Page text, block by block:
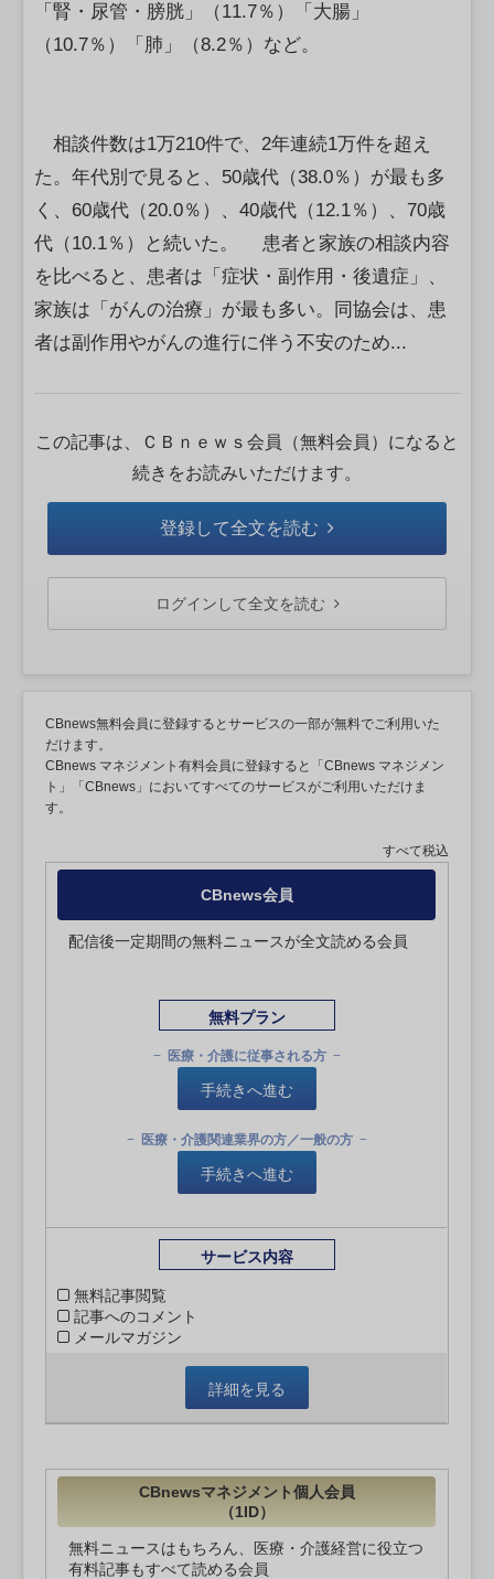
「腎・尿管・膀胱」（11.7％）「大腸」
（10.7％）「肺」（8.2％）など。
相談件数は1万210件で、2年連続1万件を超え
た。年代別で見ると、50歳代（38.0％）が最も多
く、60歳代（20.0％）、40歳代（12.1％）、70歳
代（10.1％）と続いた。 患者と家族の相談内容
を比べると、患者は「症状・副作用・後遺症」、
家族は「がんの治療」が最も多い。同協会は、患
者は副作用やがんの進行に伴う不安のため...
この記事は、ＣＢｎｅｗｓ会員（無料会員）になると
続きをお読みいただけます。
登録して全文を読む
ログインして全文を読む
CBnews無料会員に登録するとサービスの一部が無料でご利用いた
だけます。
CBnews マネジメント有料会員に登録すると「CBnews マネジメン
ト」「CBnews」においてすべてのサービスがご利用いただけま
す。
すべて税込
CBnews会員
配信後一定期間の無料ニュースが全文読める会員
無料プラン
医療・介護に従事される方
手続きへ進む
医療・介護関連業界の方／一般の方
手続きへ進む
サービス内容
無料記事閲覧
記事へのコメント
メールマガジン
詳細を見る
CBnewsマネジメント個人会員
（1ID）
無料ニュースはもちろん、医療・介護経営に役立つ
有料記事もすべて読める会員